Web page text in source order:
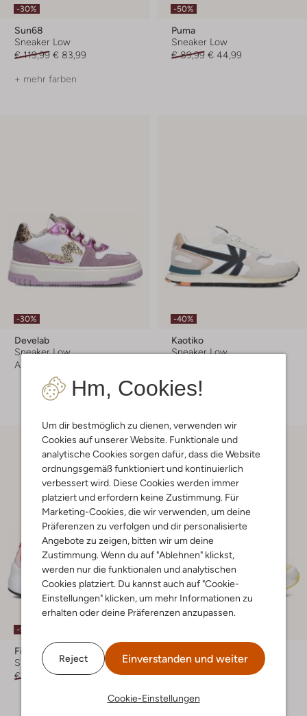
Hm, Cookies!
Um dir bestmöglich zu dienen, verwenden wir
Cookies auf unserer Website. Funktionale und
analytische Cookies sorgen dafür, dass die Website
ordnungsgemäß funktioniert und kontinuierlich
verbessert wird. Diese Cookies werden immer
platziert und erfordern keine Zustimmung. Für
Marketing-Cookies, die wir verwenden, um deine
Präferenzen zu verfolgen und dir personalisierte
Angebote zu zeigen, bitten wir um deine
Zustimmung. Wenn du auf "Ablehnen" klickst,
werden nur die funktionalen und analytischen
Cookies platziert. Du kannst auch auf "Cookie-
Einstellungen" klicken, um mehr Informationen zu
erhalten oder deine Präferenzen anzupassen.
Reject Einverstanden und weiter
Cookie-Einstellungen
-30%
Sun68
Sneaker Low
€ 119,99 € 83,99
+ mehr farben
-50%
Puma
Sneaker Low
€ 89,99 € 44,99
-30%
Develab
Sneaker Low
Ab
-40%
Kaotiko
Sneaker Low
+ mehr farben
-50%
Fila
Sneaker Low
€ 69,99
€ 34,99
Sneaker Low
€ 59,95 € 23,99
+ mehr farben